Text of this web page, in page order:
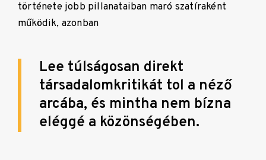
története jobb pillanataiban maró szatíraként
működik, azonban
Lee túlságosan direkt
társadalomkritikát tol a néző
arcába, és mintha nem bízna
eléggé a közönségében.